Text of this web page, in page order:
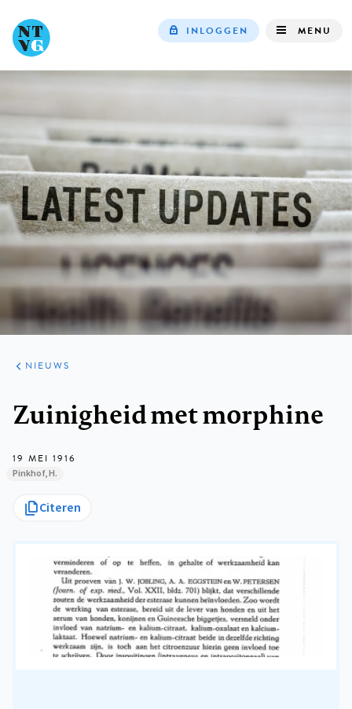
navigation
INLOGGEN MENU
ARTIKELEN
HET
KORT
NIEUWS
Zuinigheid met morphine
19 MEI 1916
Pinkhof, H.
Citeren